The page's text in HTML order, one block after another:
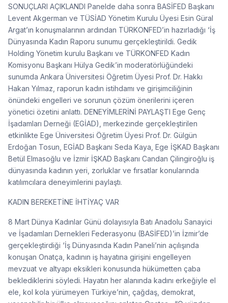
SONUÇLARI AÇIKLANDI Panelde daha sonra BASİFED Başkanı
Levent Akgerman ve TÜSİAD Yönetim Kurulu Üyesi Esin Güral
Argat’ın konuşmalarının ardından TÜRKONFED’in hazırladığı ‘İş
Dünyasında Kadın Raporu sunumu gerçekleştirildi. Gedik
Holding Yönetim kurulu Başkanı ve TÜRKONFED Kadın
Komisyonu Başkanı Hülya Gedik’in moderatörlüğündeki
sunumda Ankara Üniversitesi Öğretim Üyesi Prof. Dr. Hakkı
Hakan Yılmaz, raporun kadın istihdamı ve girişimciliğinin
önündeki engelleri ve sorunun çözüm önerilerini içeren
yönetici özetini anlattı. DENEYİMLERİNİ PAYLAŞTI Ege Genç
İşadamları Derneği (EGİAD), merkezinde gerçekleştirilen
etkinlikte Ege Üniversitesi Öğretim Üyesi Prof. Dr. Gülgün
Erdoğan Tosun, EGİAD Başkanı Seda Kaya, Ege İŞKAD Başkanı
Betül Elmasoğlu ve İzmir İŞKAD Başkanı Candan Çilingiroğlu iş
dünyasında kadının yeri, zorluklar ve fırsatlar konularında
katılımcılara deneyimlerini paylaştı.
KADIN BEREKETİNE İHTİYAÇ VAR
8 Mart Dünya Kadınlar Günü dolayısıyla Batı Anadolu Sanayici
ve İşadamları Dernekleri Federasyonu (BASİFED)’in İzmir’de
gerçekleştirdiği ‘İş Dünyasında Kadın Paneli’nin açılışında
konuşan Onatça, kadının iş hayatına girişini engelleyen
mevzuat ve altyapı eksikleri konusunda hükümetten çaba
beklediklerini söyledi. Hayatın her alanında kadını erkeğiyle el
ele, kol kola yürümeyen Türkiye’nin, çağdaş, demokrat,